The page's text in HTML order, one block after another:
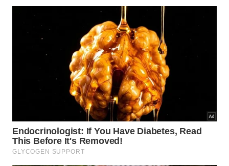
Depois de abrir, faça assim:
Retire apenas a porção que será usada na receita.
Transfira o restante imediatamente para um pote
Use pote de vidro ou plástico próprio para
Tampe bem antes de levar à geladeira.
Identifique a data de abertura para não passar do
prazo.